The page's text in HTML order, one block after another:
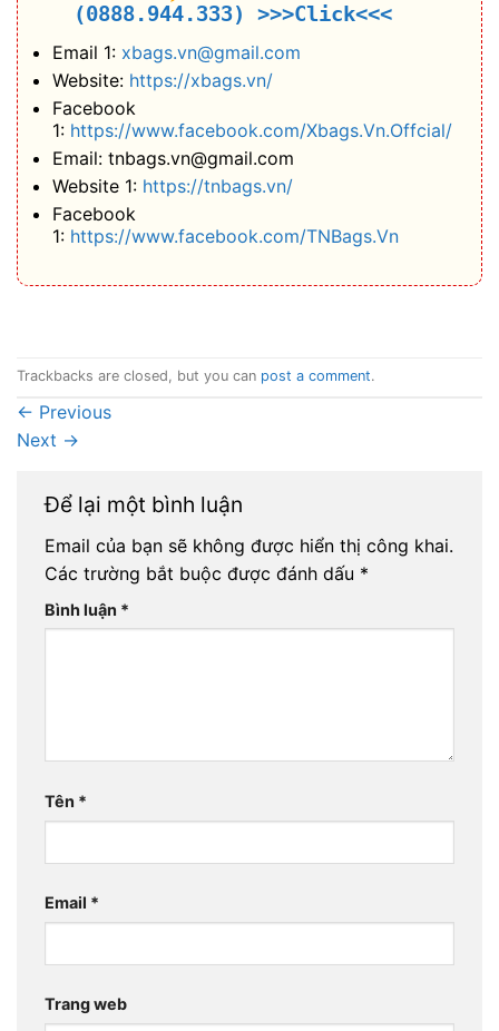
(0888.944.333) >>>Click<<<
Email 1: xbags.vn@gmail.com
Website: https://xbags.vn/
Facebook
1: https://www.facebook.com/Xbags.Vn.Offcial/
Email: tnbags.vn@gmail.com
Website 1: https://tnbags.vn/
Facebook
1: https://www.facebook.com/TNBags.Vn
Trackbacks are closed, but you can post a comment.
← Previous
Next →
Để lại một bình luận
Email của bạn sẽ không được hiển thị công khai.
Các trường bắt buộc được đánh dấu *
Bình luận *
Tên *
Email *
Trang web